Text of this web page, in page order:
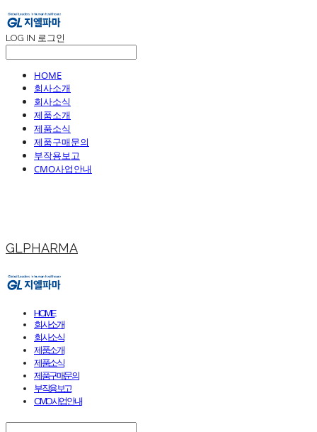
LOG IN 로그인
HOME
회사소개
회사소식
제품소개
제품소식
제품구매문의
부작용보고
CMO사업안내
GLPHARMA
HOME
회사소개
회사소식
제품소개
제품소식
제품구매문의
부작용보고
CMO사업안내